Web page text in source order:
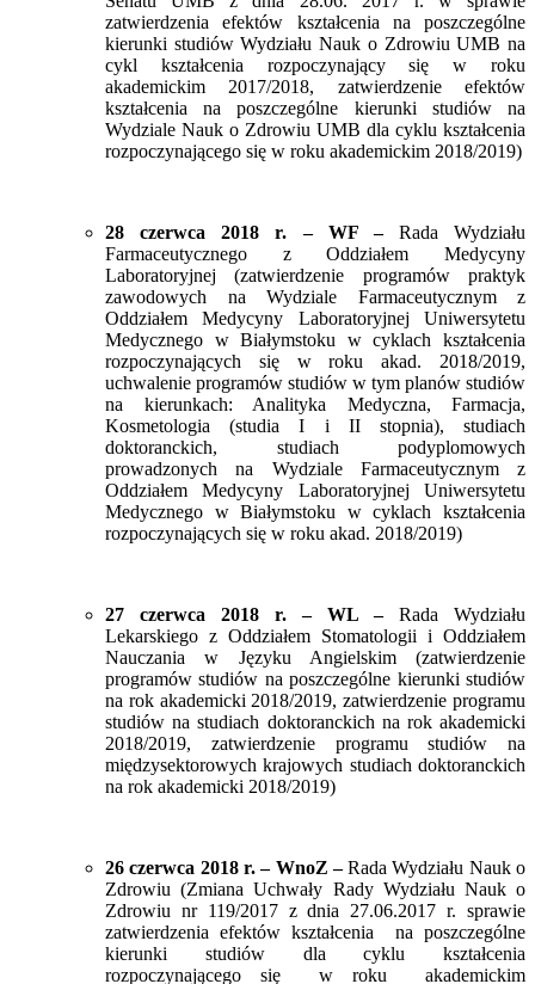
zatwierdzenia efektów kształcenia na poszczególne
kierunki studiów Wydziału Nauk o Zdrowiu UMB na
cykl kształcenia rozpoczynający się w roku
akademickim 2017/2018, zatwierdzenie efektów
kształcenia na poszczególne kierunki studiów na
Wydziale Nauk o Zdrowiu UMB dla cyklu kształcenia
rozpoczynającego się w roku akademickim 2018/2019)
28 czerwca 2018 r. – WF – Rada Wydziału
Farmaceutycznego z Oddziałem Medycyny
Laboratoryjnej (zatwierdzenie programów praktyk
zawodowych na Wydziale Farmaceutycznym z
Oddziałem Medycyny Laboratoryjnej Uniwersytetu
Medycznego w Białymstoku w cyklach kształcenia
rozpoczynających się w roku akad. 2018/2019,
uchwalenie programów studiów w tym planów studiów
na kierunkach: Analityka Medyczna, Farmacja,
Kosmetologia (studia I i II stopnia), studiach
doktoranckich, studiach podyplomowych
prowadzonych na Wydziale Farmaceutycznym z
Oddziałem Medycyny Laboratoryjnej Uniwersytetu
Medycznego w Białymstoku w cyklach kształcenia
rozpoczynających się w roku akad. 2018/2019)
27 czerwca 2018 r. – WL –Rada Wydziału
Lekarskiego z Oddziałem Stomatologii i Oddziałem
Nauczania w Języku Angielskim (zatwierdzenie
programów studiów na poszczególne kierunki studiów
na rok akademicki 2018/2019, zatwierdzenie programu
studiów na studiach doktoranckich na rok akademicki
2018/2019, zatwierdzenie programu studiów na
międzysektorowych krajowych studiach doktoranckich
na rok akademicki 2018/2019)
26 czerwca 2018 r. – WnoZ –Rada Wydziału Nauk o
Zdrowiu (Zmiana Uchwały Rady Wydziału Nauk o
Zdrowiu nr 119/2017 z dnia 27.06.2017 r. sprawie
zatwierdzenia efektów kształcenia na poszczególne
kierunki studiów dla cyklu kształcenia
rozpoczynającego się w roku akademickim